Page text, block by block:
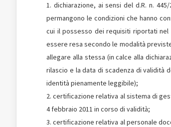
dichiarazione, ai sensi del d.R. n.
permangono le condizioni che hanno
cui il possesso dei requisiti riportati nel
essere resa secondo le modalità
allegare alla stessa (in calce alla
rilascio e la data di scadenza di validità
identità pienamente leggibile);
certificazione relativa al sistema di
4 febbraio 2011 in corso di validità;
certificazione relativa al personale